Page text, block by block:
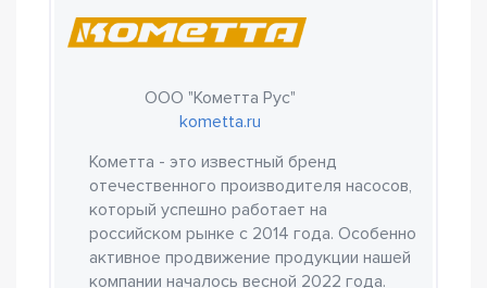
ООО "Кометта Рус"
kometta.ru
Кометта - это известный бренд
отечественного производителя насосов,
который успешно работает на
российском рынке с 2014 года. Особенно
активное продвижение продукции нашей
компании началось весной 2022 года.